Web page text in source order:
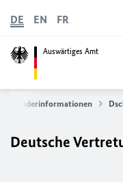
Auswärtiges Amt
DE EN FR
Länderinformationen
Deutsche